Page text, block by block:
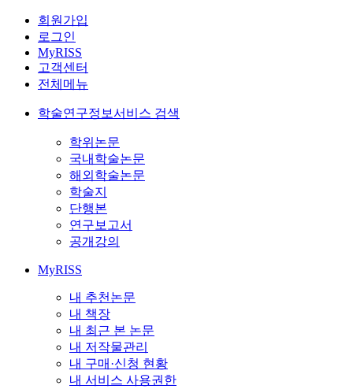
회원가입
로그인
MyRISS
고객센터
전체메뉴
학술연구정보서비스 검색
학위논문
국내학술논문
해외학술논문
학술지
단행본
연구보고서
공개강의
MyRISS
내 추천논문
내 책장
내 최근 본 논문
내 저작물관리
내 구매·신청 현황
내 서비스 사용권한